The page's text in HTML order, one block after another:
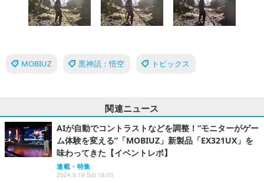
MOBIUZ 黒神話：悟空 トピックス
関連ニュース
AIが自動でコントラストなどを調整！“モニターがゲー
ム体験を変える”「MOBIUZ」新製品「EX321UX」を
味わってきた【イベントレポ】
連載・特集
2024.5.18 Sat 18:00